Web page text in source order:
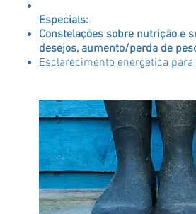
Especials:
Constelações sobre nutrição e
desejos, aumento/perda de
Esclarecimento energetica